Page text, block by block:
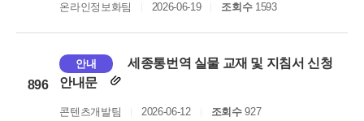
온라인정보화팀 2026-06-19 조회수1593
896
안내
세종통번역 실물 교재 및 지침서 신청
안내문
콘텐츠개발팀 2026-06-12 조회수927